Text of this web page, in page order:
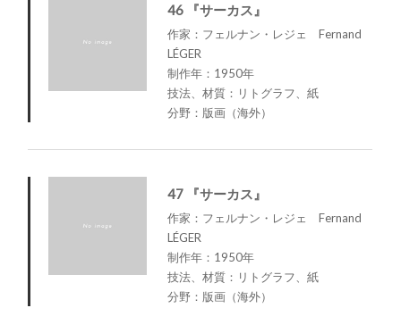
46 『サーカス』
作家：フェルナン・レジェ Fernand
LÉGER
制作年：1950年
技法、材質：リトグラフ、紙
分野：版画（海外）
47 『サーカス』
作家：フェルナン・レジェ Fernand
LÉGER
制作年：1950年
技法、材質：リトグラフ、紙
分野：版画（海外）